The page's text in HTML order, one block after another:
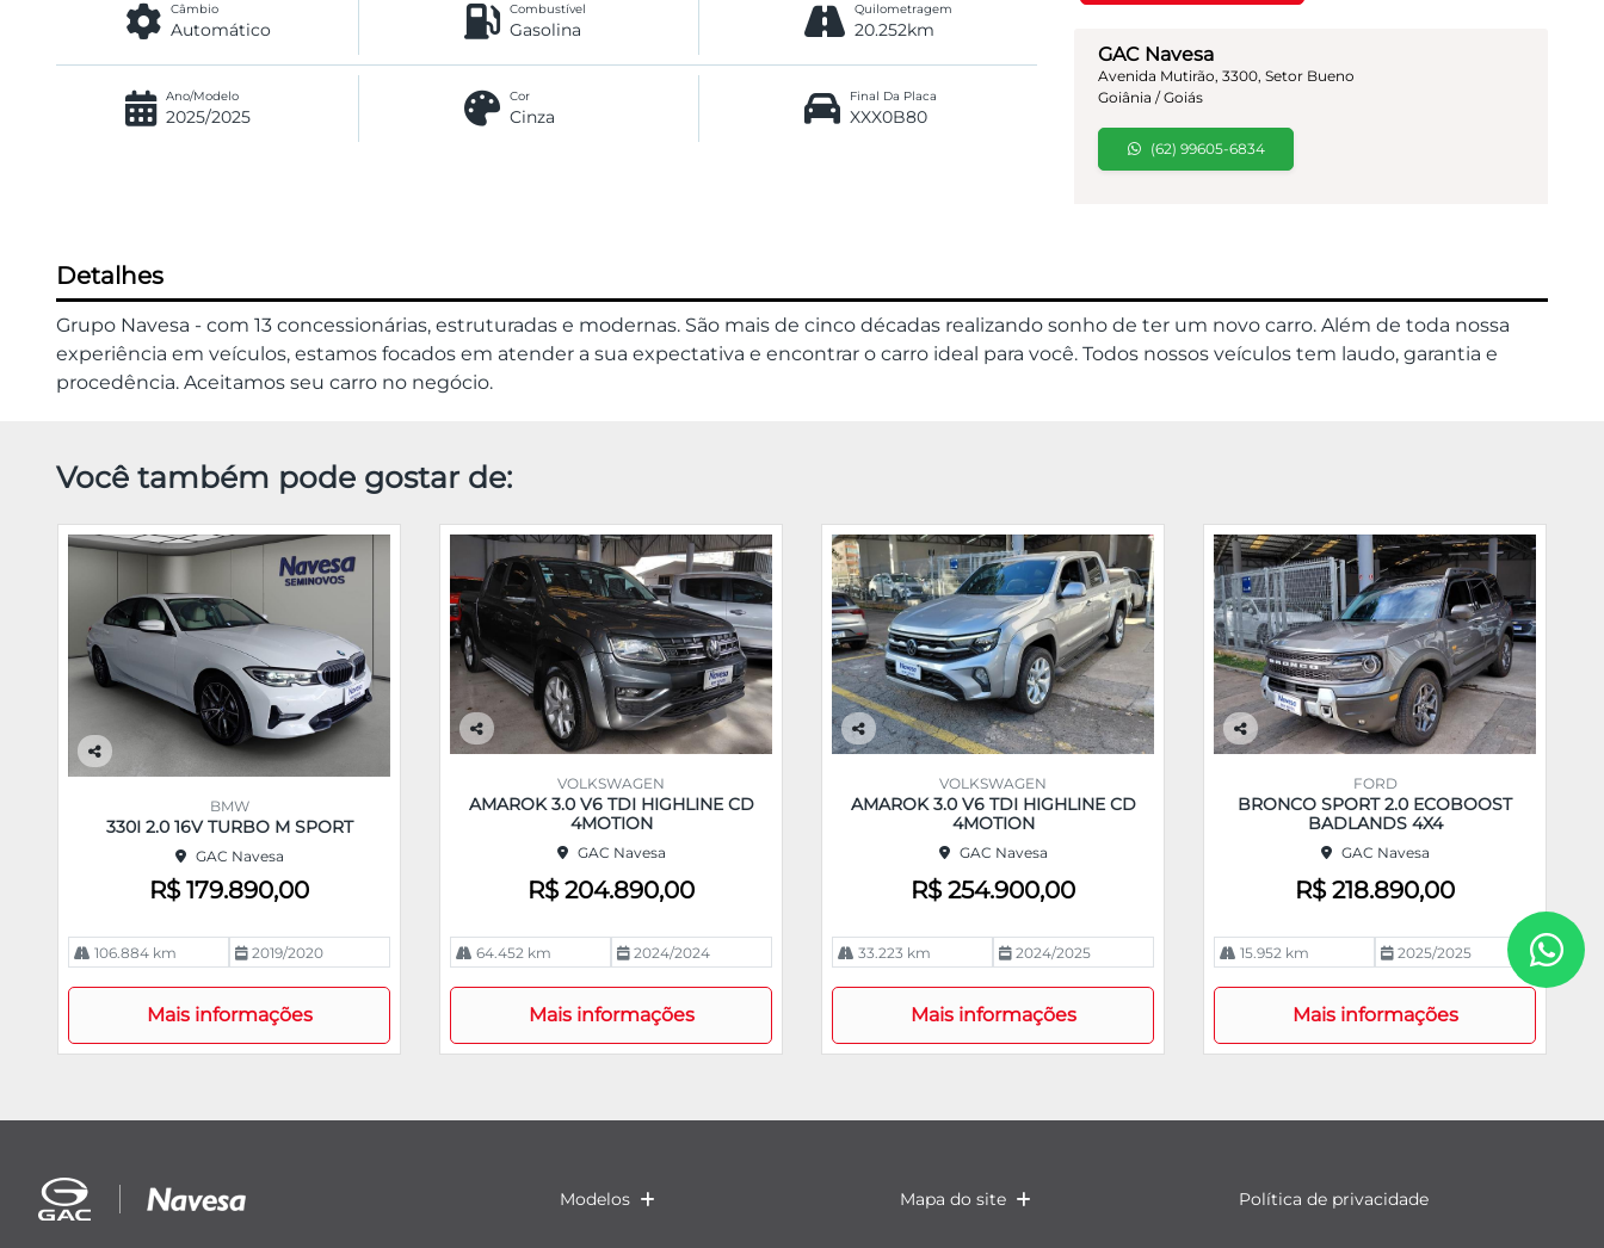
GAC Navesa
Avenida Mutirão, 3300, Setor Bueno
Goiânia / Goiás
(62) 99605-6834
Câmbio
Automático
Combustível
Gasolina
Quilometragem
20.252km
Ano/Modelo
2025/2025
Cor
Cinza
Final Da Placa
XXX0B80
Detalhes
Grupo Navesa - com 13 concessionárias, estruturadas e modernas. São mais de cinco décadas realizando sonho de ter um novo carro. Além de toda nossa
experiência em veículos, estamos focados em atender a sua expectativa e encontrar o carro ideal para você. Todos nossos veículos tem laudo, garantia e
procedência. Aceitamos seu carro no negócio.
Você também pode gostar de:
Co
BMW
330I 2.0 16V TURBO M SPORT
GAC Navesa
R$ 179.890,00
106.884 km 2019/2020
Mais informações
Co
pa
rtil
VOLKSWAGEN
AMAROK 3.0 V6 TDI HIGHLINE CD
4MOTION
GAC Navesa
R$ 204.890,00
64.452 km 2024/2024
Mais informações
Co
pa
rtil
VOLKSWAGEN
AMAROK 3.0 V6 TDI HIGHLINE CD
4MOTION
GAC Navesa
R$ 254.900,00
33.223 km 2024/2025
Mais informações
Co
pa
rtil
FORD
BRONCO SPORT 2.0 ECOBOOST
BADLANDS 4X4
GAC Navesa
R$ 218.890,00
15.952 km 2025/2025
Mais informações
Modelos Mapa do site Política de privacidade